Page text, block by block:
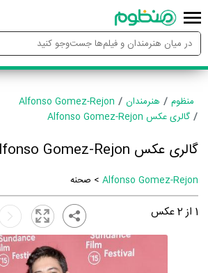
منظوم هنرمندان
Alfonso Gomez-Rejon
گالری عکس Alfonso Gomez-Rejon
گالری عکس Alfonso Gomez-Rejon
Alfonso Gomez-Rejon > صحنه
1 از2عکس